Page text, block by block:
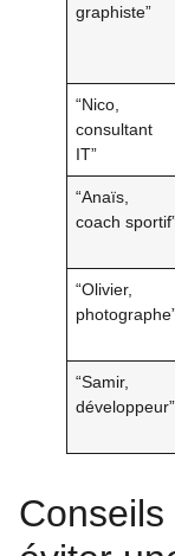
graphiste”
“Nico,
consultant
IT”
“Anaïs,
coach
“Olivier,
“Samir,
développeur”